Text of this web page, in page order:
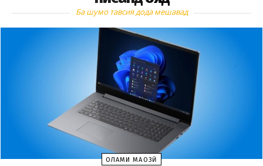
Ба шумо тавсия дода мешавад
ОЛАМИ МАҶОЗӢ